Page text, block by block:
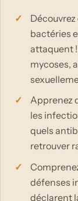
bactéries
attaquent
mycoses,
Apprenez
les
quels
retrouver
défenses
déclarent